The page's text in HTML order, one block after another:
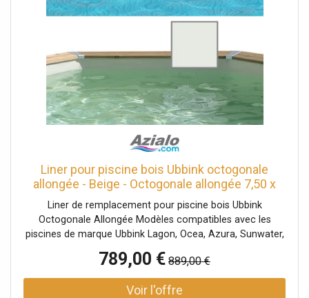
Liner pour piscine bois Ubbink octogonale
allongée - Beige - Octogonale allongée 7,50 x
4,00 x h1,30m
Liner de remplacement pour piscine bois Ubbink
Octogonale Allongée Modèles compatibles avec les
piscines de marque Ubbink Lagon, Ocea, Azura, Sunwater,
fixation. Pour garantir une installation optimale et une
durabilité maximale, il est fortemen
789,00 € 889,00 €